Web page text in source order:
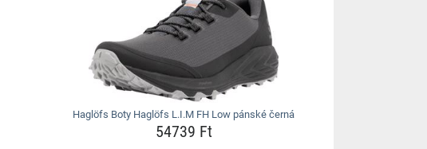
Haglöfs Boty Haglöfs L.I.M FH Low pánské černá
54739 Ft